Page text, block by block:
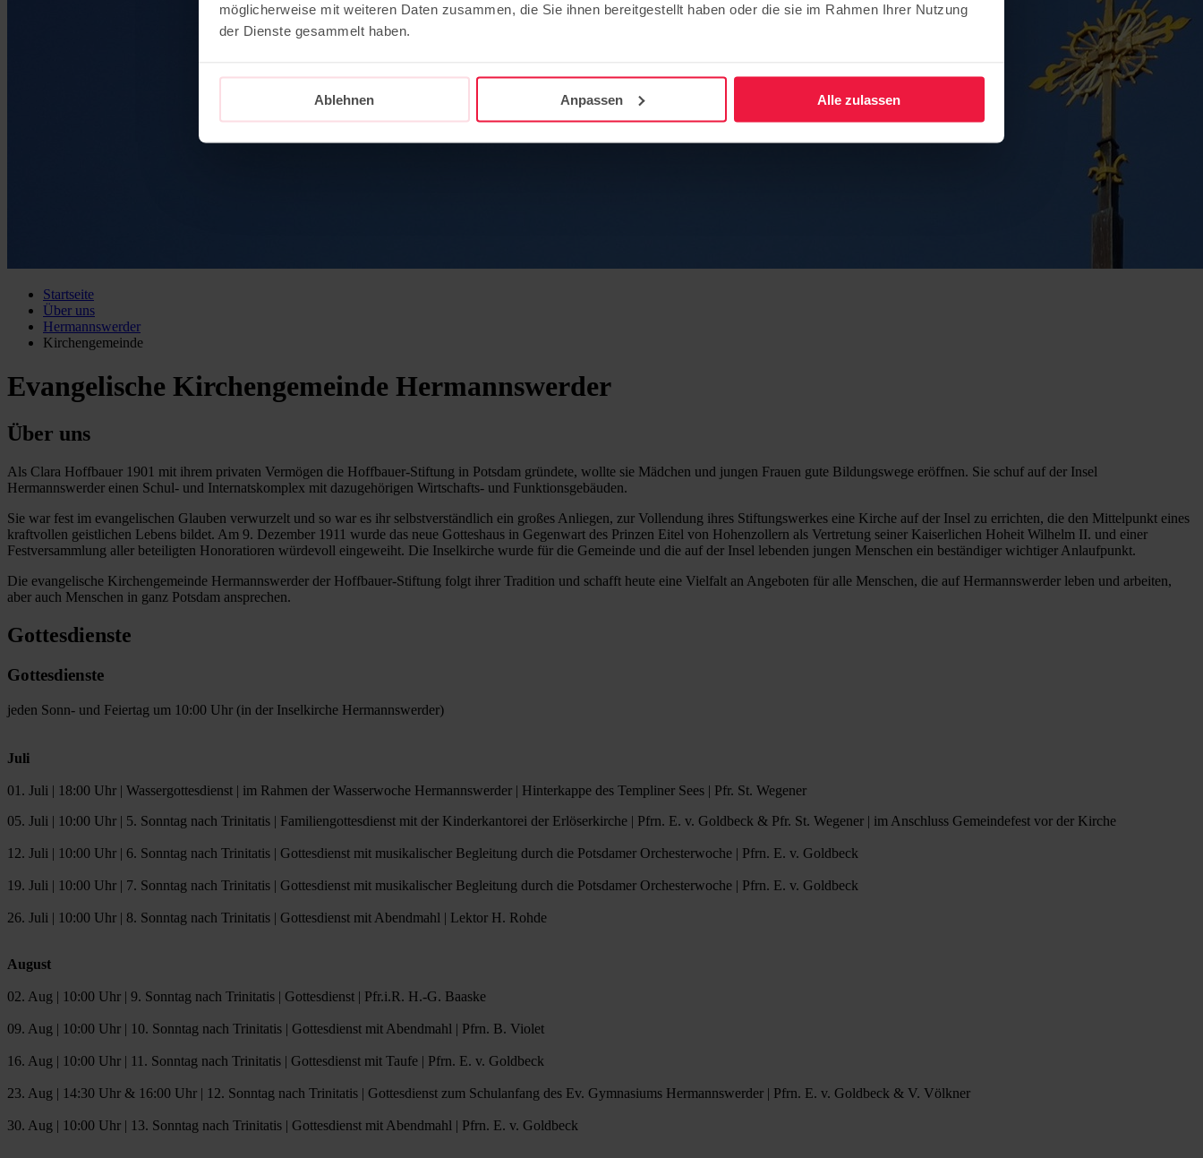
möglicherweise mit weiteren Daten zusammen, die Sie ihnen bereitgestellt haben oder die sie im Rahmen Ihrer Nutzung
der Dienste gesammelt haben.
Ablehnen Anpassen Alle zulassen
Startseite
Über uns
Hermannswerder
Kirchengemeinde
Evangelische Kirchengemeinde Hermannswerder
Über uns
Als Clara Hoffbauer 1901 mit ihrem privaten Vermögen die Hoffbauer-Stiftung in Potsdam gründete, wollte sie Mädchen und jungen Frauen gute Bildungswege eröffnen. Sie schuf auf der Insel
Hermannswerder einen Schul- und Internatskomplex mit dazugehörigen Wirtschafts- und Funktionsgebäuden.
Sie war fest im evangelischen Glauben verwurzelt und so war es ihr selbstverständlich ein großes Anliegen, zur Vollendung ihres Stiftungswerkes eine Kirche auf der Insel zu errichten, die den Mittelpunkt eines
kraftvollen geistlichen Lebens bildet. Am 9. Dezember 1911 wurde das neue Gotteshaus in Gegenwart des Prinzen Eitel von Hohenzollern als Vertretung seiner Kaiserlichen Hoheit Wilhelm II. und einer
Festversammlung aller beteiligten Honoratioren würdevoll eingeweiht. Die Inselkirche wurde für die Gemeinde und die auf der Insel lebenden jungen Menschen ein beständiger wichtiger Anlaufpunkt.
Die evangelische Kirchengemeinde Hermannswerder der Hoffbauer-Stiftung folgt ihrer Tradition und schafft heute eine Vielfalt an Angeboten für alle Menschen, die auf Hermannswerder leben und arbeiten,
aber auch Menschen in ganz Potsdam ansprechen.
Gottesdienste
Gottesdienste
jeden Sonn- und Feiertag um 10:00 Uhr (in der Inselkirche Hermannswerder)
Juli
01. Juli | 18:00 Uhr | Wassergottesdienst | im Rahmen der Wasserwoche Hermannswerder | Hinterkappe des Templiner Sees | Pfr. St. Wegener
05. Juli | 10:00 Uhr | 5. Sonntag nach Trinitatis | Familiengottesdienst mit der Kinderkantorei der Erlöserkirche | Pfrn. E. v. Goldbeck & Pfr. St. Wegener | im Anschluss Gemeindefest vor der Kirche
12. Juli | 10:00 Uhr | 6. Sonntag nach Trinitatis | Gottesdienst mit musikalischer Begleitung durch die Potsdamer Orchesterwoche | Pfrn. E. v. Goldbeck
19. Juli | 10:00 Uhr | 7. Sonntag nach Trinitatis | Gottesdienst mit musikalischer Begleitung durch die Potsdamer Orchesterwoche | Pfrn. E. v. Goldbeck
26. Juli | 10:00 Uhr | 8. Sonntag nach Trinitatis | Gottesdienst mit Abendmahl | Lektor H. Rohde
August
02. Aug | 10:00 Uhr | 9. Sonntag nach Trinitatis | Gottesdienst | Pfr.i.R. H.-G. Baaske
09. Aug | 10:00 Uhr | 10. Sonntag nach Trinitatis | Gottesdienst mit Abendmahl | Pfrn. B. Violet
16. Aug | 10:00 Uhr | 11. Sonntag nach Trinitatis | Gottesdienst mit Taufe | Pfrn. E. v. Goldbeck
23. Aug | 14:30 Uhr & 16:00 Uhr | 12. Sonntag nach Trinitatis | Gottesdienst zum Schulanfang des Ev. Gymnasiums Hermannswerder | Pfrn. E. v. Goldbeck & V. Völkner
30. Aug | 10:00 Uhr | 13. Sonntag nach Trinitatis | Gottesdienst mit Abendmahl | Pfrn. E. v. Goldbeck